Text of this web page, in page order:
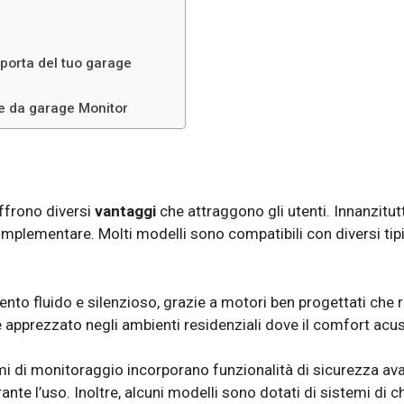
del tuo garage
da garage Monitor
diversi vantaggi che attraggono gli utenti.
Molti modelli sono compatibili con diversi
fluido e silenzioso, grazie a motori ben progettati che
apprezzato negli ambienti residenziali dove il comfort
di monitoraggio incorporano funzionalità di sicurezza
l’uso. Inoltre, alcuni modelli sono dotati di sistemi di